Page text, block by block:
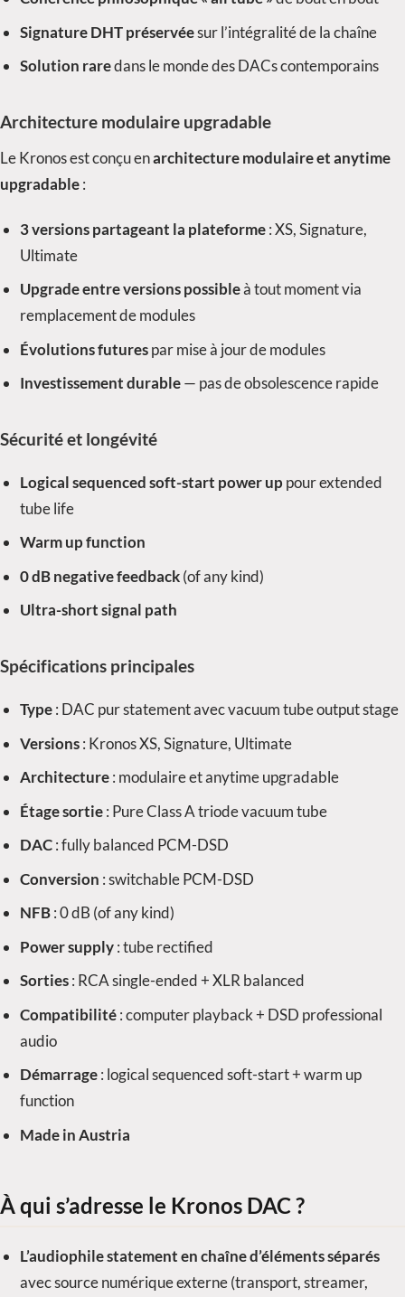
Signature DHT préservéesur l’intégralité de la chaîne
Solution raredans le monde des DACs contemporains
Architecture modulaire upgradable
Le Kronos est conçu enarchitecture modulaire et anytime
upgradable:
3 versions partageant la plateforme: XS, Signature,
Ultimate
Upgrade entre versions possibleà tout moment via
remplacement de modules
Évolutions futurespar mise à jour de modules
Investissement durable— pas de obsolescence rapide
Sécurité et longévité
Logical sequenced soft-start power up pour extended
tube life
Warm up function
0 dB negative feedback(of any kind)
Ultra-short signal path
Spécifications principales
Type: DAC pur statement avec vacuum tube output stage
Versions: Kronos XS, Signature, Ultimate
Architecture: modulaire et anytime upgradable
Étage sortie: Pure Class A triode vacuum tube
DAC: fully balanced PCM-DSD
Conversion : switchable PCM-DSD
NFB: 0 dB (of any kind)
Power supply: tube rectified
Sorties: RCA single-ended + XLR balanced
Compatibilité: computer playback + DSD professional
audio
Démarrage: logical sequenced soft-start + warm up
function
Made in Austria
À qui s’adresse le Kronos DAC ?
L’audiophile statement en chaîne d’éléments séparés
avec source numérique externe (transport, streamer,